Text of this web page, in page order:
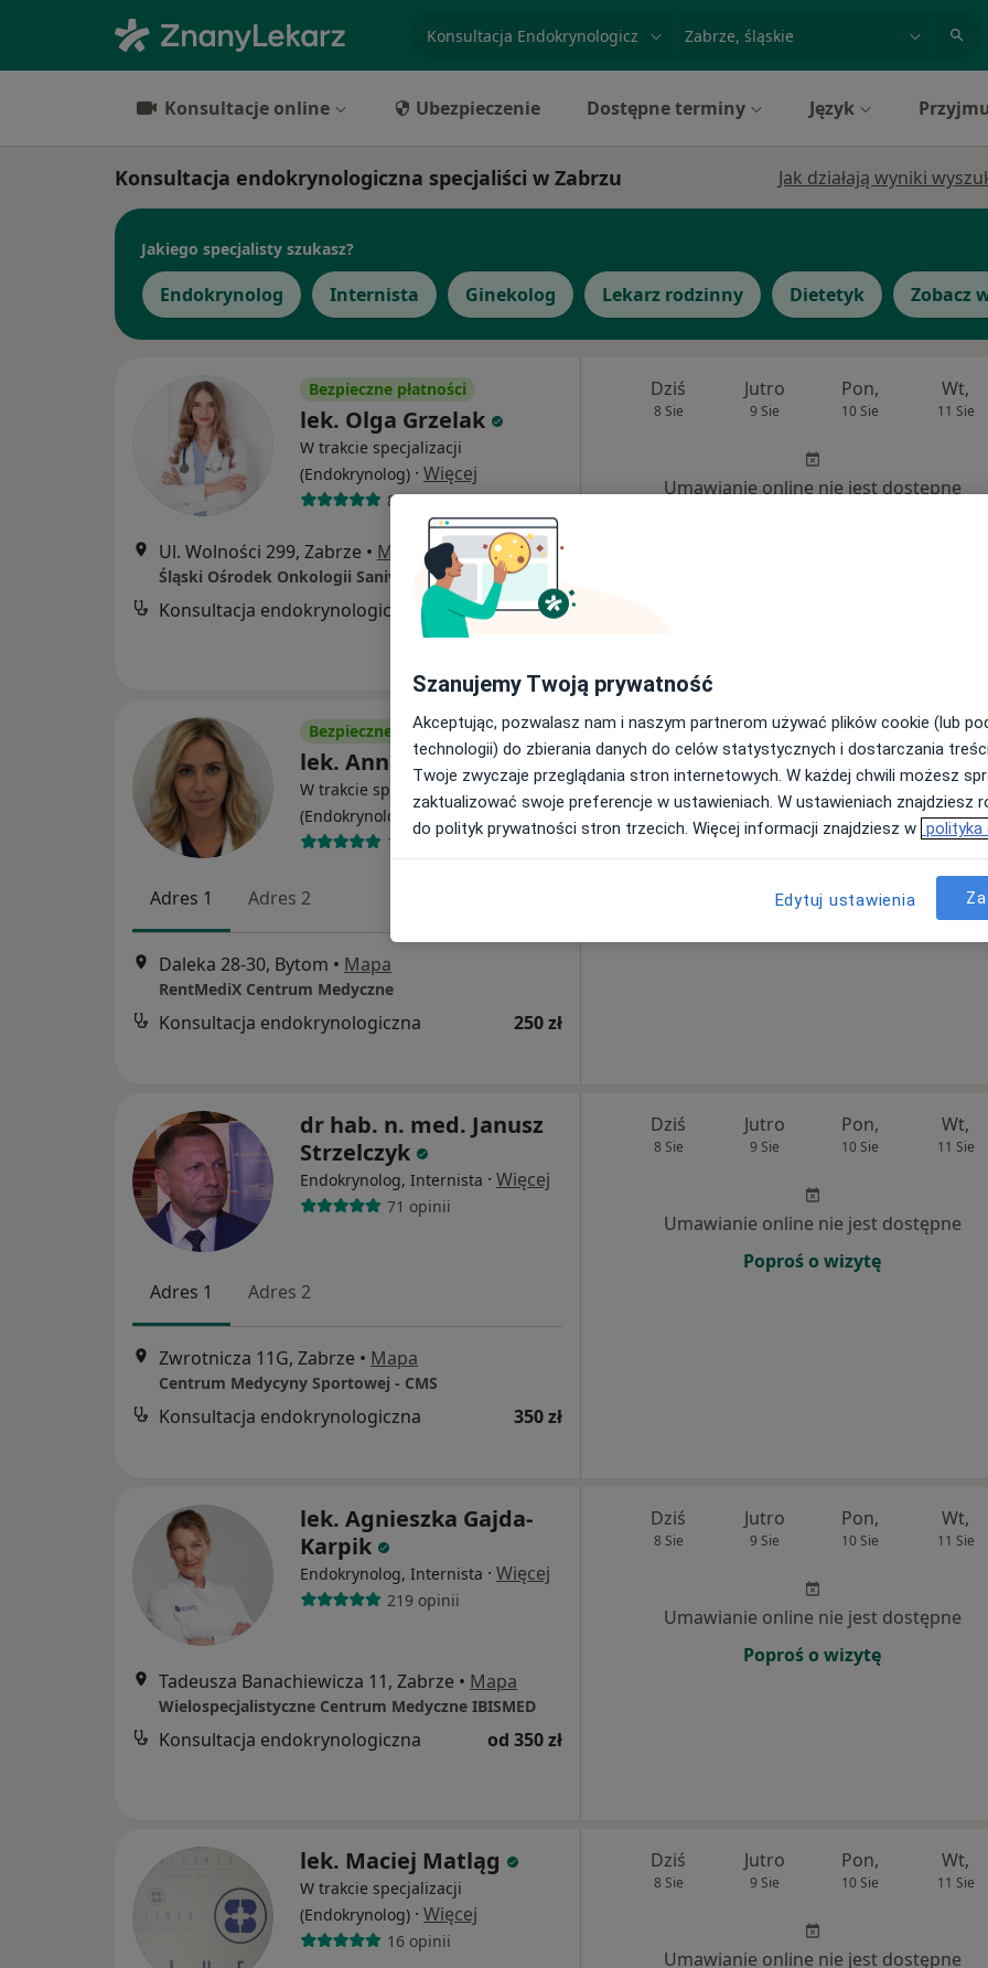
miasto lub dzielnica
Konsultacje online Ubezpieczenie Dostępne terminy Język
Konsultacja endokrynologiczna specjaliści w Zabrzu Jak działają wyniki
Jakiego specjalisty szukasz?
Endokrynolog Internista Ginekolog Lekarz rodzinny Dietetyk Zobacz
Bezpieczne płatności
lek. Olga Grzelak
W trakcie specjalizacji
(Endokrynolog) · Więcej
88 opinii
Ul. Wolności 299, Zabrze • Mapa
Śląski Ośrodek Onkologii Sanivitas
Konsultacja endokrynologiczna od 250 zł
Dziś
8 Sie
Jutro
9 Sie
Pon,
10 Sie
Wt,
11 Sie
Umawianie online nie jest dostępne
Bezpieczne płatności
lek. Anna Lisak-Groch
W trakcie specjalizacji
(Endokrynolog)
·Więcej
10 opinii
Adres 1 Adres 2
Daleka 28-30, Bytom • Mapa
RentMediX Centrum Medyczne
Konsultacja endokrynologiczna 250 zł
Dziś
8 Sie
Jutro
9 Sie
Pon,
10 Sie
Wt,
11 Sie
Umawianie online nie jest dostępne
dr hab. n. med. Janusz
Strzelczyk
Endokrynolog, Internista · Więcej
71 opinii
Adres 1 Adres 2
Zwrotnicza 11G, Zabrze • Mapa
Centrum Medycyny Sportowej - CMS
Konsultacja endokrynologiczna 350 zł
Dziś
8 Sie
Jutro
9 Sie
Pon,
10 Sie
Wt,
11 Sie
Umawianie online nie jest dostępne
Poproś o wizytę
lek. Agnieszka Gajda-
Karpik
Endokrynolog, Internista · Więcej
219 opinii
Tadeusza Banachiewicza 11, Zabrze • Mapa
Wielospecjalistyczne Centrum Medyczne IBISMED
Konsultacja endokrynologiczna od 350 zł
Dziś
8 Sie
Jutro
9 Sie
Pon,
10 Sie
Wt,
11 Sie
Umawianie online nie jest dostępne
Poproś o wizytę
lek. Maciej Matląg
W trakcie specjalizacji
(Endokrynolog) · Więcej
16 opinii
Dziś
8 Sie
Jutro
9 Sie
Pon,
10 Sie
Wt,
11 Sie
Umawianie online nie jest dostępne
Szanujemy Twoją prywatność
Akceptując, pozwalasz nam i naszym partnerom używać plików cookie (lub
technologii) do zbierania danych do celów statystycznych i dostarczania
Twoje zwyczaje przeglądania stron internetowych. W każdej chwili możesz
zaktualizować swoje preferencje w ustawieniach. W ustawieniach znajdziesz
do polityk prywatności stron trzecich. Więcej informacji znajdziesz w polityka
Edytuj ustawienia